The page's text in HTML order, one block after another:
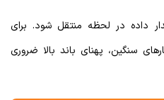
داده در لحظه منتقل شود. برای
سنگین، پهنای باند بالا ضروری